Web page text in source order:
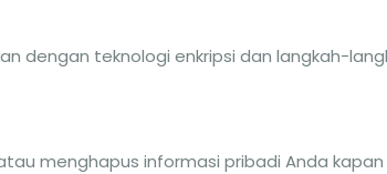
dengan teknologi enkripsi dan langkah-
menghapus informasi pribadi Anda kapan